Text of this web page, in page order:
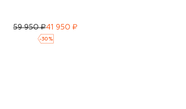
59 950 ₽41 950 ₽
-30 %